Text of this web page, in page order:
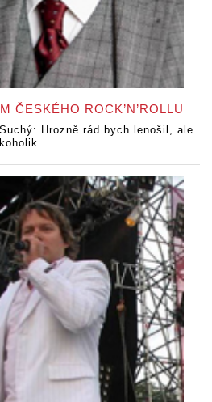
ČESKÉHO ROCK’N’ROLLU
Hrozně rád bych lenošil, ale